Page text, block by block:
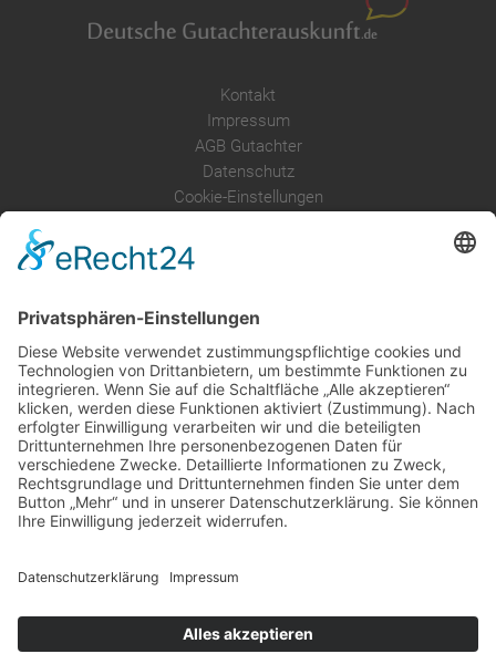
Kontakt
Impressum
AGB Gutachter
Datenschutz
Cookie-Einstellungen
Kosten im Überblick
AGB Nutzer
Gutachter suchen
Gutachter Blog
Auftragsbörse
Anfrage
Presse
Partner: Der DGuSV
Infos für Suchende